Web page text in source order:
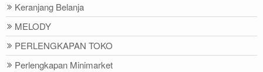
Keranjang Belanja
MELODY
PERLENGKAPAN TOKO
Perlengkapan Minimarket